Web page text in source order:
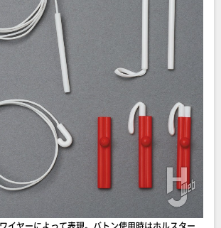
イヤーによって表現。バトン使用時はホルスター